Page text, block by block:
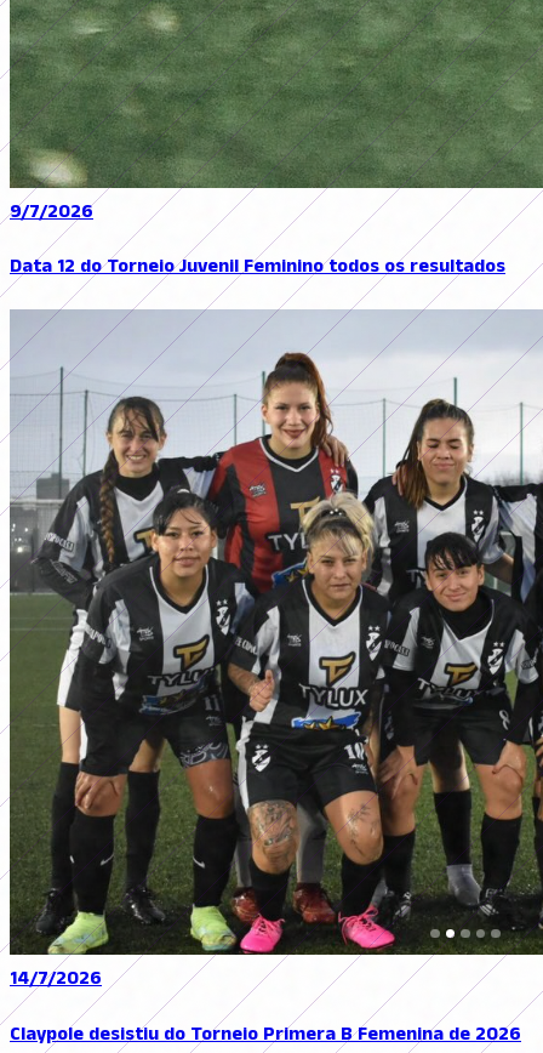
9/7/2026
Data 12 do Torneio Juvenil Feminino todos os resultados
14/7/2026
Claypole desistiu do Torneio Primera B Femenina de 2026